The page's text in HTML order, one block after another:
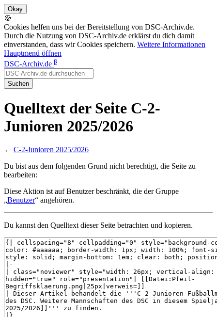
🍪
Cookies helfen uns bei der Bereitstellung von DSC-Archiv.de.
Durch die Nutzung von DSC-Archiv.de erklärst du dich damit
einverstanden, dass wir Cookies speichern. Weitere Informationen
Hauptmenü öffnen
DSC-Archiv.de β
Suchen
Quelltext der Seite C-2-
Junioren 2025/2026
← C-2-Junioren 2025/2026
Du bist aus dem folgenden Grund nicht berechtigt, die Seite zu
bearbeiten:
Diese Aktion ist auf Benutzer beschränkt, die der Gruppe
„Benutzer“ angehören.
Du kannst den Quelltext dieser Seite betrachten und kopieren.